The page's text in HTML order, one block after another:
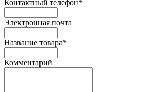
Контактный телефон*
Электронная почта
Название товара*
Комментарий